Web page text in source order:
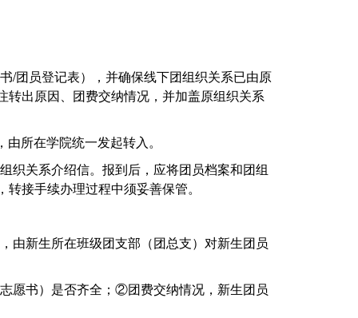
/团员登记表），并确保线下团组织关系已由原
出原因、团费交纳情况，并加盖原组织关系
所在学院统一发起转入。
织关系介绍信。报到后，应将团员档案和团组
接手续办理过程中须妥善保管。
由新生所在班级团支部（团总支）对新生团员
愿书）是否齐全；②团费交纳情况，新生团员